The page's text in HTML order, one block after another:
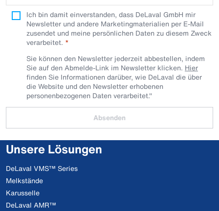
Ich bin damit einverstanden, dass DeLaval GmbH mir
Newsletter und andere Marketingmaterialien per E-Mail
zusendet und meine persönlichen Daten zu diesem Zweck
verarbeitet.
Sie können den Newsletter jederzeit abbestellen, indem
Sie auf den Abmelde-Link im Newsletter klicken. Hier
finden Sie Informationen darüber, wie DeLaval die über
die Website und den Newsletter erhobenen
personenbezogenen Daten verarbeitet."
Absenden
Unsere Lösungen
DeLaval VMS™ Series
Melkstände
Karusselle
DeLaval AMR™